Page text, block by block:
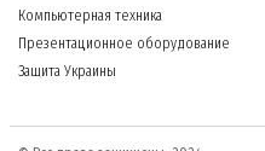
Компьютерная техника
Презентационное оборудование
Защита Украины